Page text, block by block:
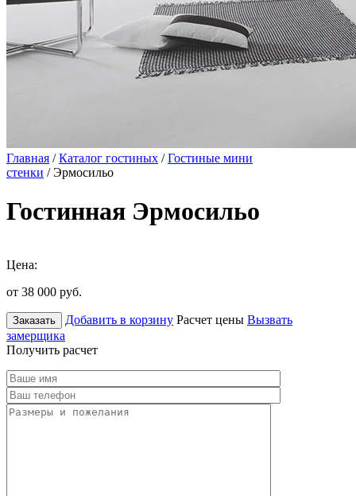
Главная /Каталог гостиных /Гостиные мини
стенки / Эрмосильо
Гостинная Эрмосильо
Цена:
от 38 000 руб.
Заказать Добавить в корзину Расчет цены Вызвать
замерщика
Получить расчет